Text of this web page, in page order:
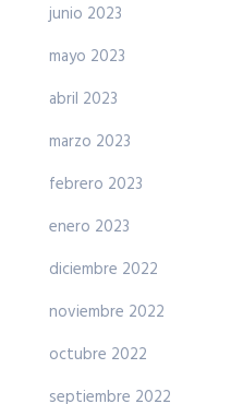
junio 2023
mayo 2023
abril 2023
marzo 2023
febrero 2023
enero 2023
diciembre 2022
noviembre 2022
octubre 2022
septiembre 2022